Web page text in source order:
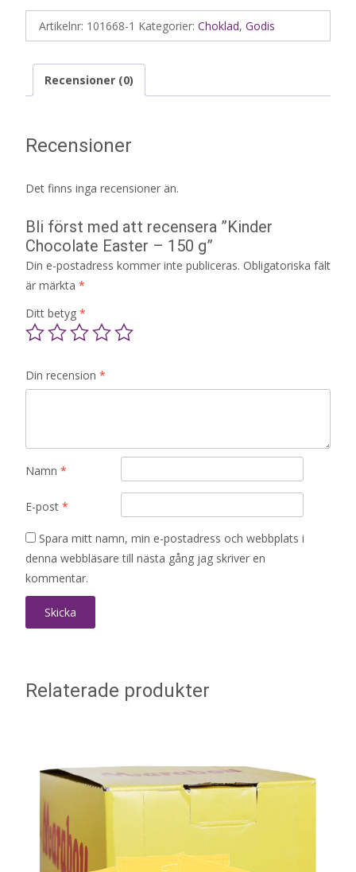
Artikelnr: 101668-1 Kategorier: Choklad, Godis
Recensioner (0)
Recensioner
Det finns inga recensioner än.
Bli först med att recensera ”Kinder
Chocolate Easter – 150 g”
Din e-postadress kommer inte publiceras. Obligatoriska fält
är märkta *
Ditt betyg *
Din recension *
Namn *
E-post *
Spara mitt namn, min e-postadress och webbplats i
denna webbläsare till nästa gång jag skriver en
kommentar.
Relaterade produkter